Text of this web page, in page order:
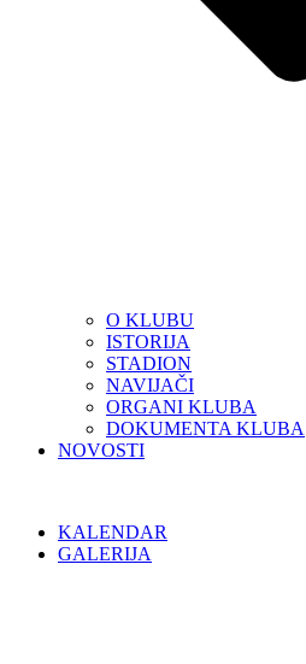
O KLUBU
ISTORIJA
STADION
NAVIJAČI
ORGANI KLUBA
DOKUMENTA KLUBA
NOVOSTI
KALENDAR
GALERIJA